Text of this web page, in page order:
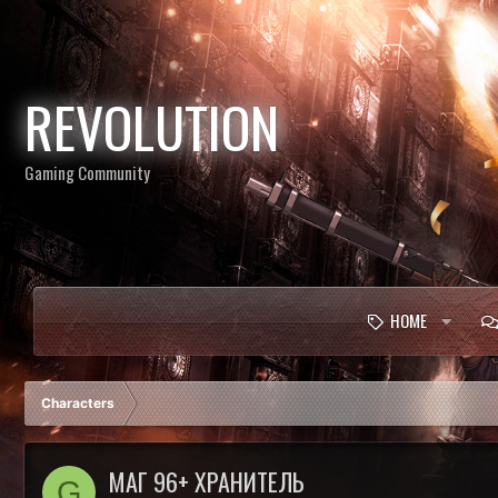
REVOLUTION
Gaming Community
HOME
Characters
МАГ 96+ ХРАНИТЕЛЬ